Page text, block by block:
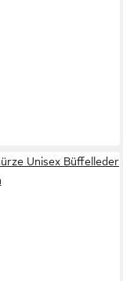
Unisex Büffelleder